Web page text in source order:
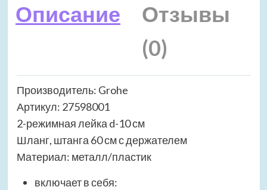
Описание
Отзывы
(0)
Производитель: Grohe
Артикул: 27598001
2-режимная лейка d-10 см
Шланг, штанга 60 см с держателем
Материал: металл/пластик
включает в себя: